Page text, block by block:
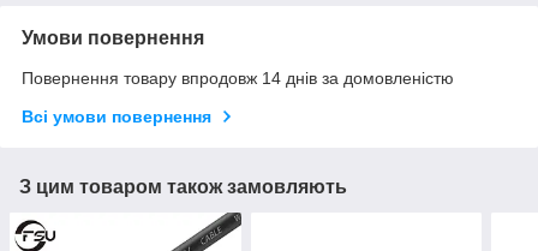
Умови повернення
Повернення товару впродовж 14 днів за домовленістю
Всі умови повернення
З цим товаром також замовляють